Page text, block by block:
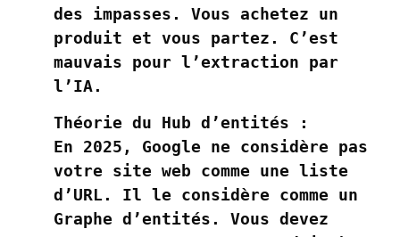
des impasses. Vous achetez un
produit et vous partez. C’est
mauvais pour l’extraction par
l’IA.
Théorie du Hub d’entités :
En 2025, Google ne considère pas
votre site web comme une liste
d’URL. Il le considère comme un
Graphe d’entités . Vous devez